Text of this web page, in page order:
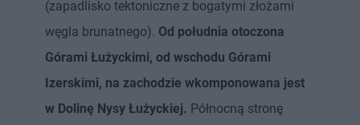
(zapadlisko tektoniczne z bogatymi złożami
węgla brunatnego). Od południa otoczona
Górami Łużyckimi, od wschodu Górami
Izerskimi, na zachodzie wkomponowana jest
w Dolinę Nysy Łużyckiej. Północną stronę